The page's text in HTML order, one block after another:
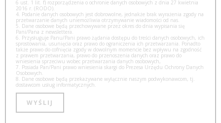
6 ust. 1 lit. f) rozporządzenia o ochronie danych osobowych z dnia 27 kwietnia
2016 r. (RODO).
4. Podanie danych osobowych jest dobrowolne, jednakże brak wyrażenia zgody na
przetwarzanie danych uniemożliwia otrzymywanie wiadomości od nas.
5. Dane osobowe będą przechowywane przez okres do dnia wypisania się
Pani/Pana z newslettera.
6. Przysługuje Panu/Pani prawo żądania dostępu do treści danych osobowych, ich
sprostowania, usunięcia oraz prawo do ograniczenia ich przetwarzania. Ponadto
także prawo do cofnięcia zgody w dowolnym momencie bez wpływu na zgodność
z prawem przetwarzania, prawo do przenoszenia danych oraz prawo do
wniesienia sprzeciwu wobec przetwarzania danych osobowych,
7. Posiada Pan/Pani prawo wniesienia skargi do Prezesa Urzędu Ochrony Danych
Osobowych.
8. Dane osobowe będą przekazywane wyłącznie naszym podwykonawcom, tj.
dostawcom usług informatycznych.